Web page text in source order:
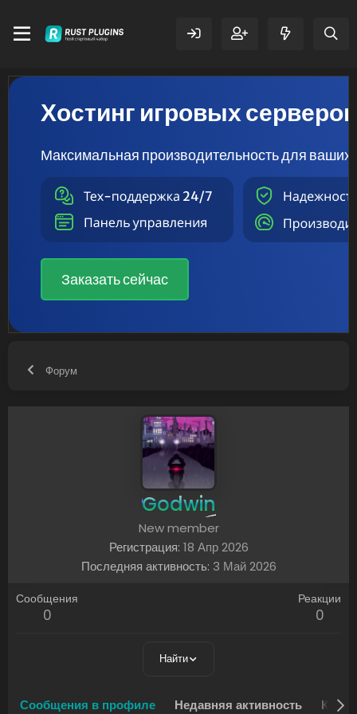
Хостинг игровых серверов
Максимальная производительность для ваших
Заказать сейчас
Форум
Godwin
New member
Регистрация 18 Апр 2026
Последняя активность 3 Май 2026
Сообщения
0
Реакции
0
Найти
Сообщения в профиле Недавняя активность